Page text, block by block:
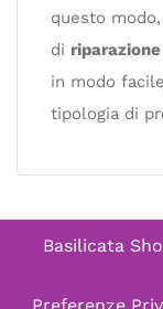
questo
di
in modo
tipologia di
Basilicata